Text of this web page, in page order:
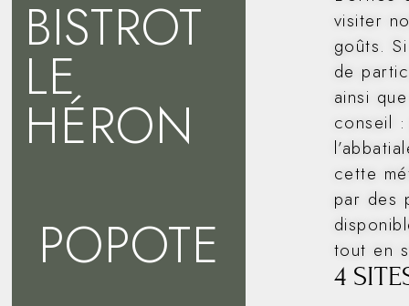
BISTROT
LE
HÉRON
POPOTE
visiter
goûts.
de
ainsi
conseil
cette
par des
tout en
4